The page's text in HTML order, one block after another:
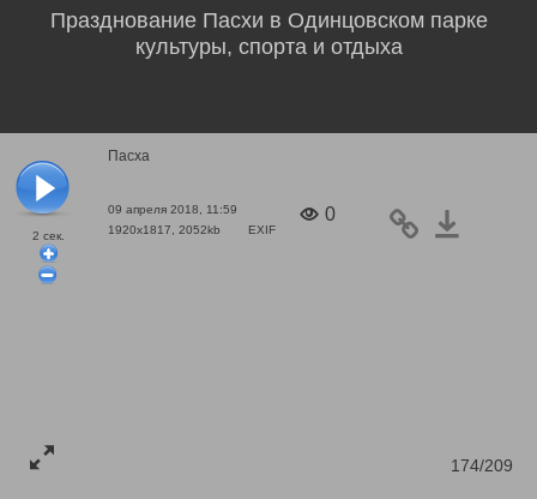
2 сек.
Пасха
09 апреля 2018, 11:59
1920x1817, 2052kb
EXIF
0
174/209
Празднование Пасхи в Одинцовском парке
культуры, спорта и отдыха